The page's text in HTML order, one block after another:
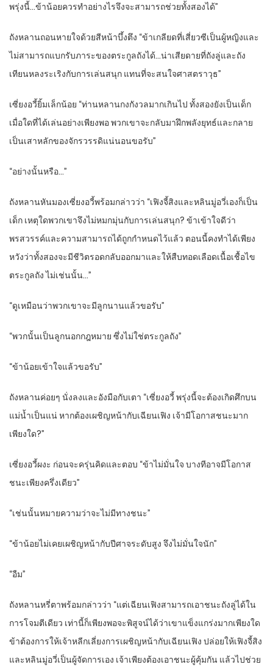
พรุ่งนี้…ข้าน้อยควรทำอย่างไรจึงจะสามารถช่วยทั้งสองได้”
ถังหลานถอนหายใจด้วยสีหน้าบึ้งตึง “ข้าเกลียดที่เสี่ยวซีเป็นผู้หญิงและ
ไม่สามารถแบกรับภาระของตระกูลถังได้…น่าเสียดายที่ถังลู่และถัง
เทียนหลงระเริงกับการเล่นสนุก แทนที่จะสนใจศาสตราวุธ”
เซี่ยงอวี้ยิ้มเล็กน้อย “ท่านหลานกงกังวลมากเกินไป ทั้งสองยังเป็นเด็ก
เมื่อใดที่ได้เล่นอย่างเพียงพอ พวกเขาจะกลับมาฝึกพลังยุทธ์และกลาย
เป็นเสาหลักของจักรวรรดิแน่นอนขอรับ”
“อย่างนั้นหรือ…”
ถังหลานหันมองเซี่ยงอวี้พร้อมกล่าวว่า “เฟิงจี้สิงและหลินมู่อวี่เองก็เป็น
เด็ก เหตุใดพวกเขาจึงไม่หมกมุ่นกับการเล่นสนุก? ข้าเข้าใจดีว่า
พรสวรรค์และความสามารถได้ถูกกำหนดไว้แล้ว ตอนนี้คงทำได้เพียง
หวังว่าทั้งสองจะมีชีวิตรอดกลับออกมาและให้สืบทอดเลือดเนื้อเชื้อไข
ตระกูลถัง ไม่เช่นนั้น…”
“ดูเหมือนว่าพวกเขาจะมีลูกนานแล้วขอรับ”
“พวกนั้นเป็นลูกนอกกฎหมาย ซึ่งไม่ใช่ตระกูลถัง”
“ข้าน้อยเข้าใจแล้วขอรับ”
ถังหลานค่อยๆ นั่งลงและอังมือกับเตา “เซี่ยงอวี้ พรุ่งนี้จะต้องเกิดศึกบน
แม่น้ำเป็นแน่ หากต้องเผชิญหน้ากับเฉียนเฟิง เจ้ามีโอกาสชนะมาก
เพียงใด?”
เซี่ยงอวี้ผงะ ก่อนจะครุ่นคิดและตอบ “ข้าไม่มั่นใจ บางทีอาจมีโอกาส
ชนะเพียงครึ่งเดียว”
“เช่นนั้นหมายความว่าจะไม่มีทางชนะ”
“ข้าน้อยไม่เคยเผชิญหน้ากับปีศาจระดับสูง จึงไม่มั่นใจนัก”
“อืม”
ถังหลานหรี่ตาพร้อมกล่าวว่า “แต่เฉียนเฟิงสามารถเอาชนะถังลู่ได้ใน
การโจมตีเดียว เท่านี้ก็เพียงพอจะพิสูจน์ได้ว่าเขาแข็งแกร่งมากเพียงใด
ข้าต้องการให้เจ้าหลีกเลี่ยงการเผชิญหน้ากับเฉียนเฟิง ปล่อยให้เฟิงจี้สิง
และหลินมู่อวี่เป็นผู้จัดการเอง เจ้าเพียงต้องเอาชนะผู้คุ้มกัน แล้วไปช่วย